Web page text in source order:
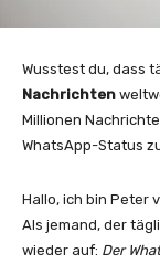
Wusstest du, dass
Nachrichten
Millionen
WhatsApp-Status
Hallo, ich bin Peter
Als jemand, der
wieder auf: Der